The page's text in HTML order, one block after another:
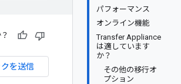
パフォーマンス
オンライン機能
Transfer Appliance
は適しています
か？
その他の移行オ
プション
を送信